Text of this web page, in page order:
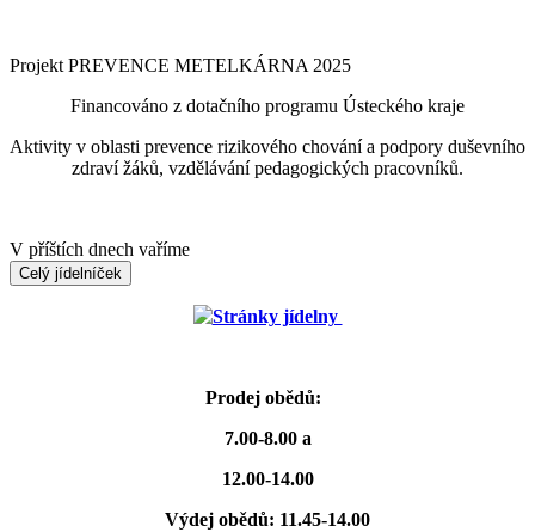
Projekt PREVENCE METELKÁRNA 2025
Financováno z dotačního programu Ústeckého kraje
Aktivity v oblasti prevence rizikového chování a podpory duševního
zdraví žáků, vzdělávání pedagogických pracovníků.
V příštích dnech vaříme
Celý jídelníček
Stránky jídelny
Prodej obědů:
7.00-8.00 a
12.00-14.00
Výdej obědů: 11.45-14.00